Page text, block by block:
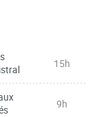
15h
9h